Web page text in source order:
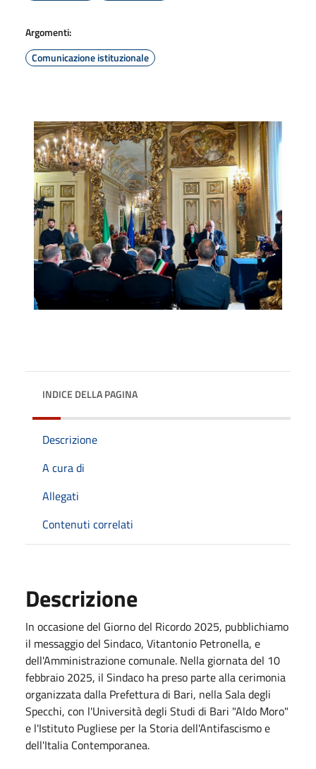
Argomenti:
Comunicazione istituzionale
INDICE DELLA PAGINA
Descrizione
A cura di
Allegati
Contenuti correlati
Descrizione
In occasione del Giorno del Ricordo 2025, pubblichiamo
il messaggio del Sindaco, Vitantonio Petronella, e
dell'Amministrazione comunale. Nella giornata del 10
febbraio 2025, il Sindaco ha preso parte alla cerimonia
organizzata dalla Prefettura di Bari, nella Sala degli
Specchi, con l'Università degli Studi di Bari "Aldo Moro"
e l'Istituto Pugliese per la Storia dell'Antifascismo e
dell'Italia Contemporanea.